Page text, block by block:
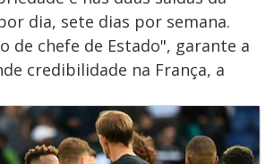
dia, sete dias por semana.
de chefe de Estado", garante a
credibilidade na França, a